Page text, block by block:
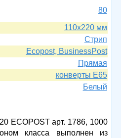
80
110x220 мм
Стрип
Ecopost, BusinessPost
Прямая
конверты E65
Белый
ECOPOST арт. 1786, 1000
класса выполнен из